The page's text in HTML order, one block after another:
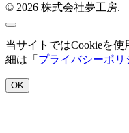
© 2026 株式会社夢工房.
当サイトではCookieを
細は「 プライバシーポリ
OK